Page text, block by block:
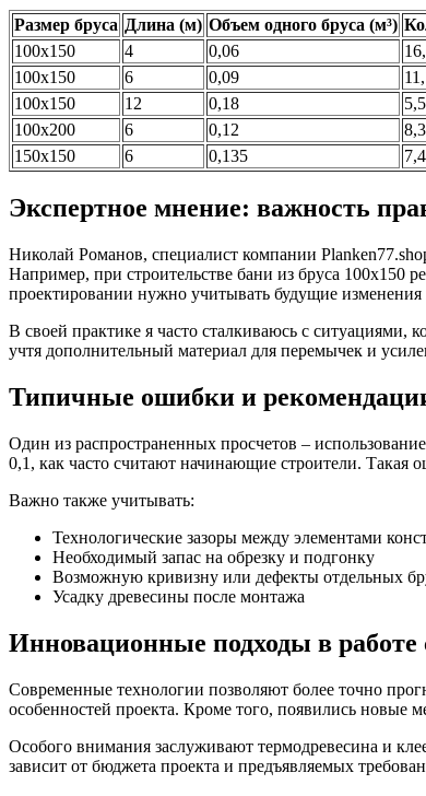
Размер бруса Длина (м) Объем одного бруса (м³)
100х150
4 0,06
100х150
6 0,09
100х150
12 0,18
100х200
6 0,12
150х150
6 0,135
Экспертное мнение: важность
Николай Романов, специалист компании
Например, при строительстве бани из бруса 100х150
проектировании нужно учитывать будущие изменения
В своей практике я часто сталкиваюсь с ситуациями,
учтя дополнительный материал для перемычек и
Типичные ошибки и
Один из распространенных просчетов –
0,1, как часто считают начинающие строители. Такая
Важно также учитывать:
Технологические зазоры между элементами
Необходимый запас на обрезку и подгонку
Возможную кривизну или дефекты отдельных
Усадку древесины после монтажа
Инновационные подходы в работе
Современные технологии позволяют более точно
особенностей проекта. Кроме того, появились
Особого внимания заслуживают термодревесина и
зависит от бюджета проекта и предъявляемых